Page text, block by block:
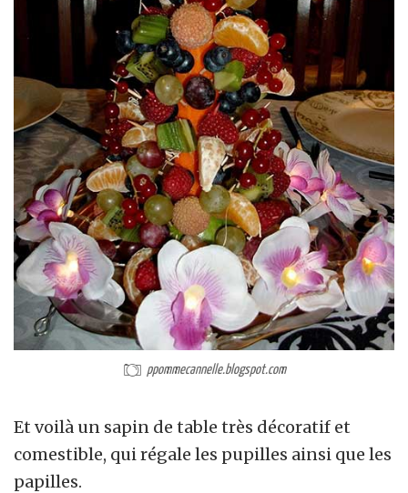
ppommecannelle.blogspot.com
Et voilà un sapin de table très décoratif et
comestible, qui régale les pupilles ainsi que les
papilles.